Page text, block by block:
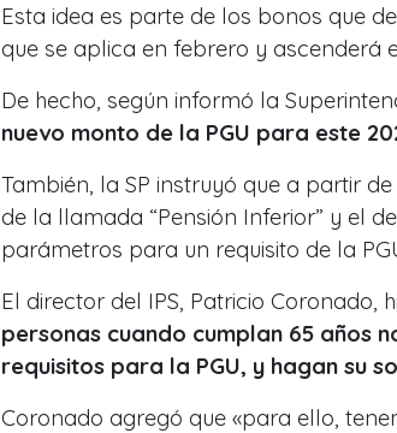
Esta idea es parte de los bonos que
que se aplica en febrero y ascenderá
De hecho, según informó la
nuevo monto de la PGU para este
También, la SP instruyó que a partir
de la llamada “Pensión Inferior” y el
parámetros para un requisito de la
El director del IPS, Patricio Coronado,
personas cuando cumplan 65 años
requisitos para la PGU, y hagan su
Coronado agregó que «para ello,